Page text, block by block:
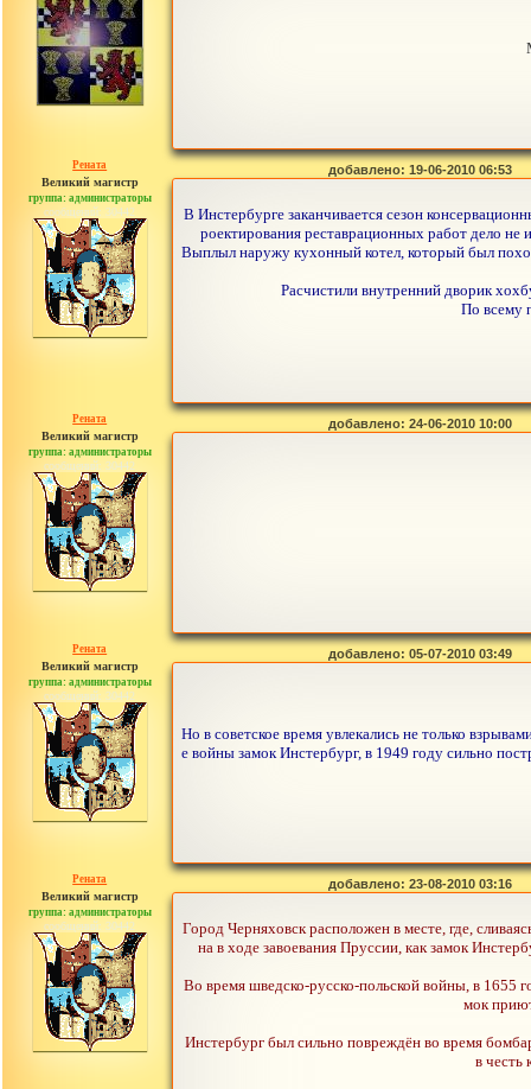
Рената
Великий магистр
группа: администраторы
сообщений: 30442
добавлено: 19-06-2010 06:53
В Инстербурге заканчивается сезон
роектирования реставрационных работ дело не
Выплыл наружу кухонный котел, который был
Расчистили внутренний дворик
По всему
Рената
Великий магистр
группа: администраторы
сообщений: 30442
добавлено: 24-06-2010 10:00
Рената
Великий магистр
группа: администраторы
сообщений: 30442
добавлено: 05-07-2010 03:49
Но в советское время увлекались не только
е войны замок Инстербург, в 1949 году сильно
Рената
Великий магистр
группа: администраторы
сообщений: 30442
добавлено: 23-08-2010 03:16
Город Черняховск расположен в месте, где,
на в ходе завоевания Пруссии, как замок
Во время шведско-русско-польской войны, в 1655
мок
Инстербург был сильно повреждён во время
в честь